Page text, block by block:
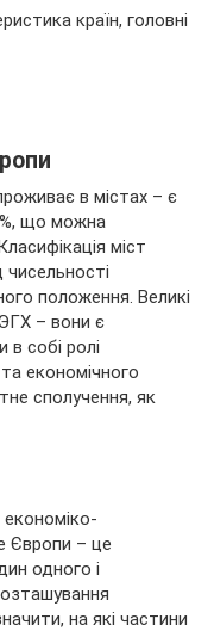
в містах – є
що можна
міст
чисельності
положення. Великі
– вони є
собі ролі
економічного
сполучення, як
економіко-
Європи – це
одного і
на які частини